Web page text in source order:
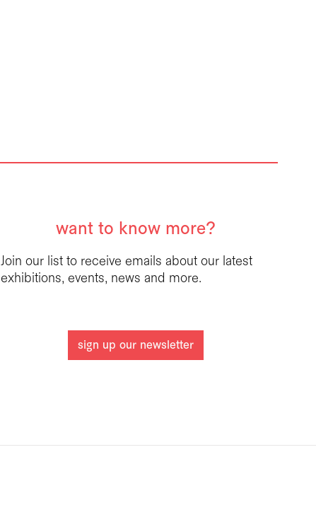
want to know more?
Join our list to receive emails about our latest
exhibitions, events, news and more.
sign up our newsletter